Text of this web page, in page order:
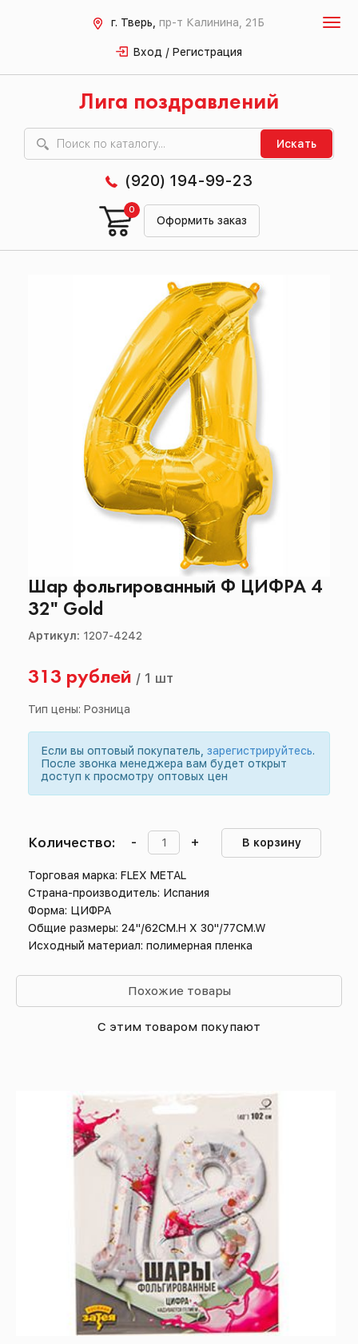
г. Тверь, пр-т Калинина, 21Б
Вход / Регистрация
Лига поздравлений
Искать
(920) 194-99-23
Оформить заказ
0
Шар фольгированный Ф ЦИФРА 4
32" Gold
Артикул: 1207-4242
313 рублей / 1 шт
Тип цены: Розница
Если вы оптовый покупатель, зарегистрируйтесь.
После звонка менеджера вам будет открыт
доступ к просмотру оптовых цен
Количество: - + В корзину
Торговая марка: FLEX METAL
Страна-производитель: Испания
Форма: ЦИФРА
Общие размеры: 24"/62CM.H X 30"/77CM.W
Исходный материал: полимерная пленка
Похожие товары
С этим товаром покупают